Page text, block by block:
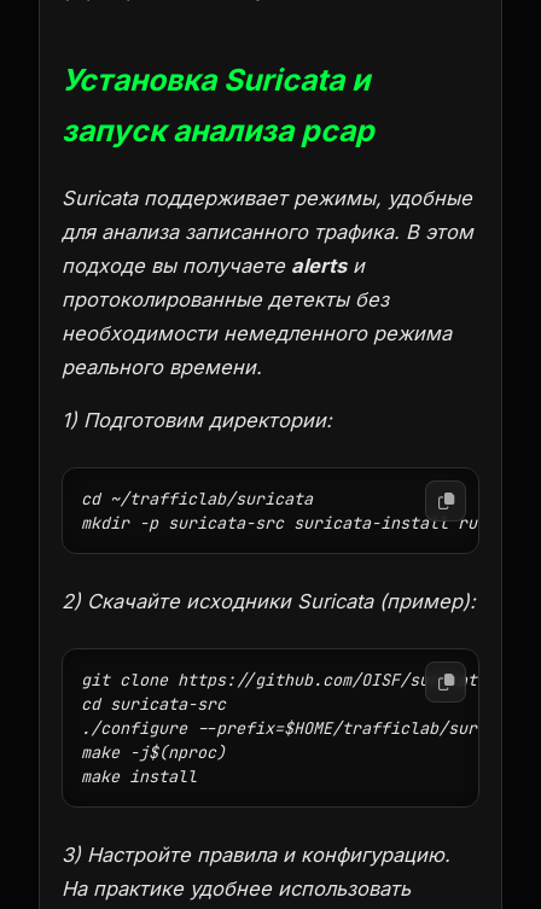
Установка Suricata и
запуск анализа pcap
Suricata поддерживает режимы, удобные
для анализа записанного трафика. В этом
подходе вы получаете alertsи
протоколированные детекты без
необходимости немедленного режима
реального времени.
1) Подготовим директории:
cd ~/trafficlab/suricata
2) Скачайте исходники Suricata (пример):
git clone https://github.com/OISF/suricata.git
cd suricata-src
./configure --prefix=$HOME/trafficlab/
make -j$(nproc)
3) Настройте правила и конфигурацию.
На практике удобнее использовать